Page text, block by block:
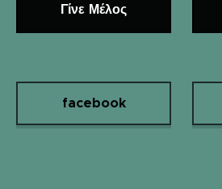
Γίνε Μέλος
facebook